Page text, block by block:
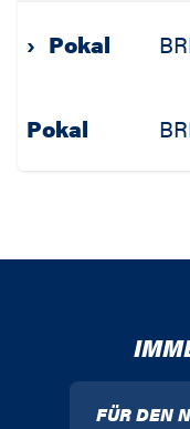
› Pokal
Pokal
FÜR DEN